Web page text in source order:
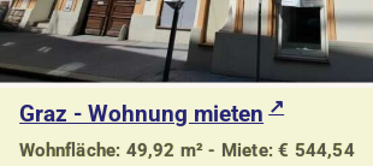
Graz - Wohnung mieten
Wohnfläche: 49,92 m² - Miete: € 544,54